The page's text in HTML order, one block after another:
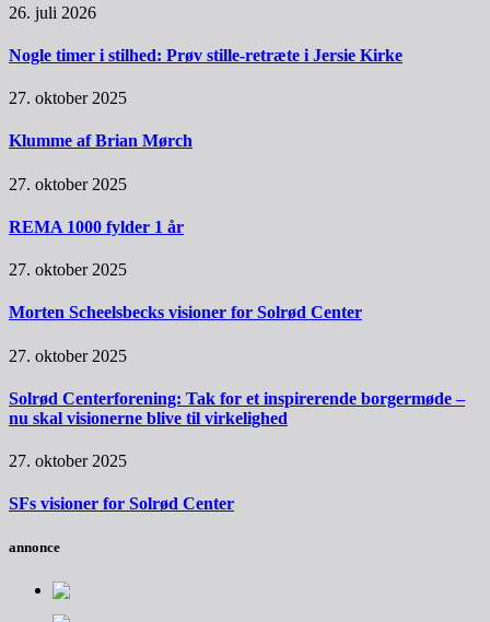
26. juli 2026
Nogle timer i stilhed: Prøv stille-retræte i Jersie Kirke
27. oktober 2025
Klumme af Brian Mørch
27. oktober 2025
REMA 1000 fylder 1 år
27. oktober 2025
Morten Scheelsbecks visioner for Solrød Center
27. oktober 2025
Solrød Centerforening: Tak for et inspirerende borgermøde –
nu skal visionerne blive til virkelighed
27. oktober 2025
SFs visioner for Solrød Center
annonce